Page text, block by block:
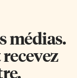
médias.